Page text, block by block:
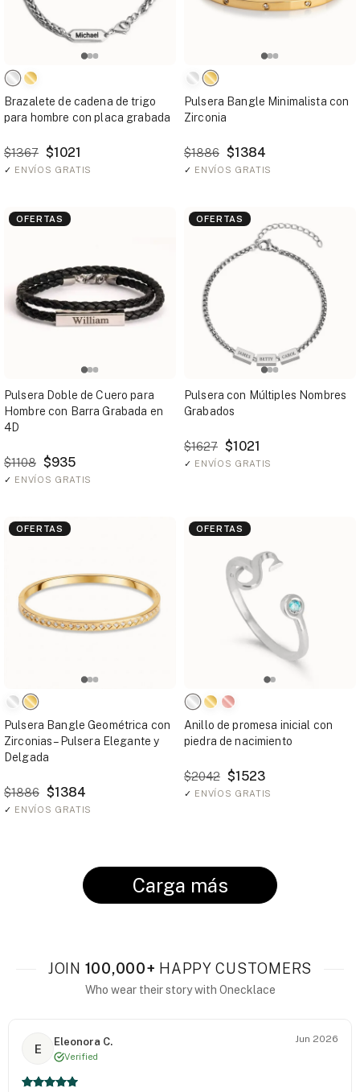
Brazalete de cadena de trigo
para hombre con placa grabada
$1367 $1021
✓ ENVÍOS GRATIS
Pulsera Bangle Minimalista con
Zirconia
$1886 $1384
✓ ENVÍOS GRATIS
OFERTAS
Pulsera Doble de Cuero para
Hombre con Barra Grabada en
4D
$1108 $935
✓ ENVÍOS GRATIS
OFERTAS
Pulsera con Múltiples Nombres
Grabados
$1627 $1021
✓ ENVÍOS GRATIS
OFERTAS
Pulsera Bangle Geométrica con
Zirconias – Pulsera Elegante y
Delgada
$1886 $1384
✓ ENVÍOS GRATIS
OFERTAS
Anillo de promesa inicial con
piedra de nacimiento
$2042 $1523
✓ ENVÍOS GRATIS
Carga más
JOIN 100,000+ HAPPY CUSTOMERS
Who wear their story with Onecklace
E
Eleonora C.
Verified
Jun 2026